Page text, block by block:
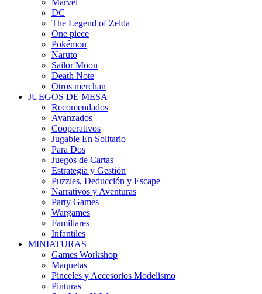
DC
The Legend of Zelda
One piece
Pokémon
Naruto
Sailor Moon
Death Note
Otros merchan
JUEGOS DE MESA
Recomendados
Avanzados
Cooperativos
Jugable En Solitario
Para Dos
Juegos de Cartas
Estrategia y Gestión
Puzzles, Deducción y Escape
Narrativos y Aventuras
Party Games
Wargames
Familiares
Infantiles
MINIATURAS
Games Workshop
Maquetas
Pinceles y Accesorios Modelismo
Pinturas